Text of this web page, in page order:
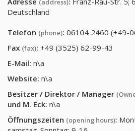
(address)
Deutschland
Telefon (phone): 06104 2460 (+49-
Fax (fax): +49 (3525) 62-99-43
E-Mail: n\a
Website: n\a
Besitzer / Direktor / Manager
und M. Eck: n\a
Öffnungszeiten (opening hours):